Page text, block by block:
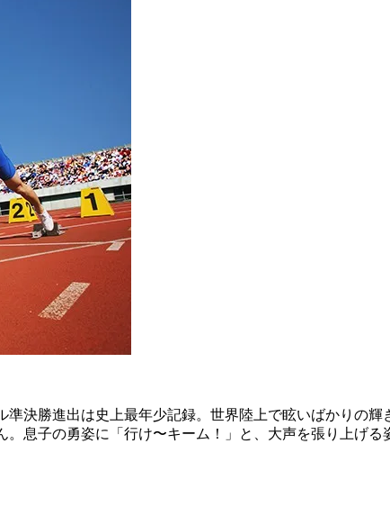
決勝進出は史上最年少記録。世界陸上で眩いばかりの
息子の勇姿に「行け〜キーム！」と、大声を張り上げ